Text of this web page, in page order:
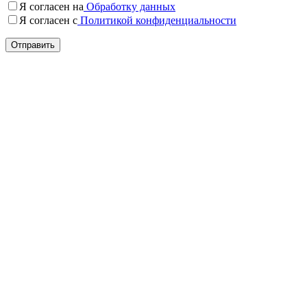
Я согласен на Обработку данных
Я согласен c Политикой конфиденциальности